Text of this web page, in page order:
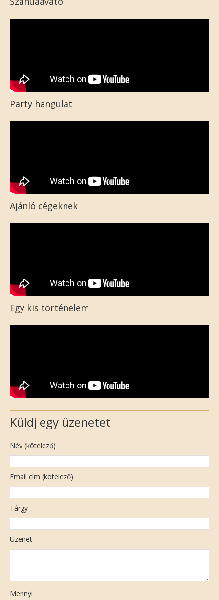
Party hangulat
Ajánló cégeknek
Egy kis történelem
Küldj egy üzenetet
Név (kötelező)
Email cím (kötelező)
Tárgy
Üzenet
Mennyi